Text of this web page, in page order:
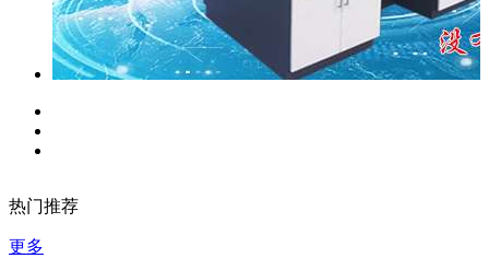
热门推荐
更多